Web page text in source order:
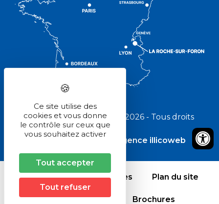
Pays Rochois Tourisme © 2026 - Tous droits
réservés
par l'agence illicoweb
Crédits et mentions légales Plan du site
Comment venir ? Brochures
Ce site utilise des
cookies et vous donne
le contrôle sur ceux que
vous souhaitez activer
Tout accepter
Tout refuser